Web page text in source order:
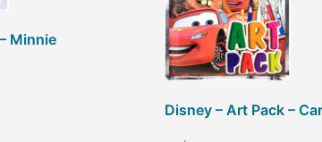
Minnie
Disney – Art Pack –